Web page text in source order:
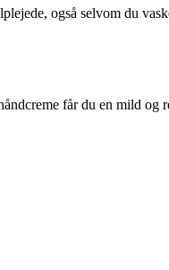
også selvom du
får du en mild og